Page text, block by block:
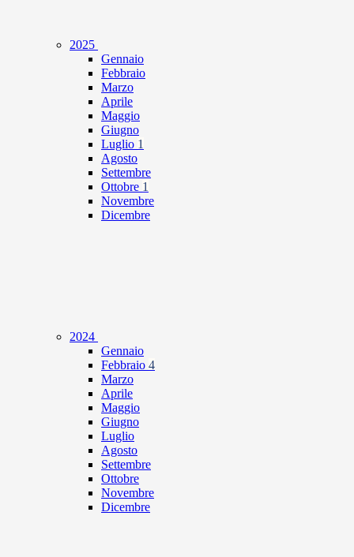
2025
Gennaio
Febbraio
Marzo
Aprile
Maggio
Giugno
Luglio 1
Agosto
Settembre
Ottobre 1
Novembre
Dicembre
2024
Gennaio
Febbraio 4
Marzo
Aprile
Maggio
Giugno
Luglio
Agosto
Settembre
Ottobre
Novembre
Dicembre